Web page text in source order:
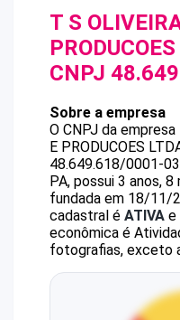
T S
CNPJ
Sobre a empresa
O CNPJ da empresa
E PRODUCOES
48.649.618/0001-03
PA, possui 3 anos,
fundada em 18/11/
cadastral é ATIVA e
econômica é
fotografias, exceto